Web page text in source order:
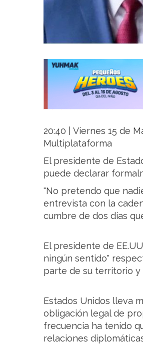
20:40 | Viernes 15 de
Multiplataforma
El presidente de
puede declarar
"No pretendo que
entrevista con la
cumbre de dos días
El presidente de
ningún sentido"
parte de su territorio y
Estados Unidos lleva
obligación legal de
frecuencia ha tenido
relaciones